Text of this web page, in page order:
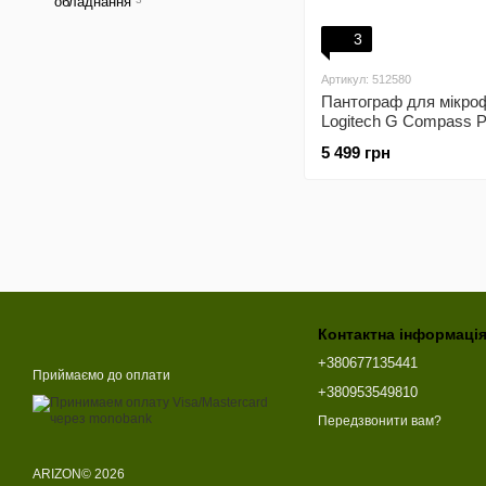
3
Артикул: 512580
Пантограф для
Logitech G Compass
(955-000076)
5 499 грн
Приймаємо до оплати
ARIZON© 2026
Контактна інформація
+380677135441
+380953549810
Передзвонити вам?